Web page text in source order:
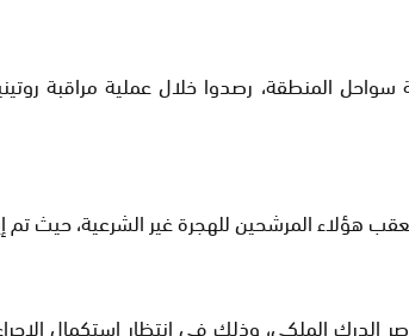
سواحل المنطقة، رصدوا خلال عملية مراقبة
حيث تم إيقاف 59 شخصا تبين انهم ينتمون إلى دول افريقيا جنوب
الدرك الملكي، وذلك في انتظار استكمال